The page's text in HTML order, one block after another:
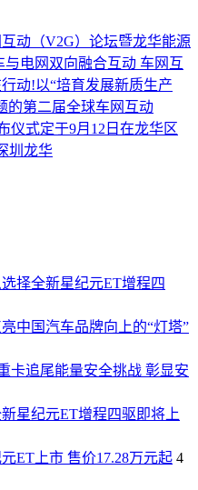
动（V2G）论坛暨龙华能源
与电网双向融合互动 车网互
动!以“培育发展新质生产
的第二届全球车网互动
仪式定于9月12日在龙华区
圳龙华
择全新星纪元ET增程四
中国汽车品牌向上的“灯塔”
卡追尾能量安全挑战 彰显安
星纪元ET增程四驱即将上
ET上市 售价17.28万元起 4